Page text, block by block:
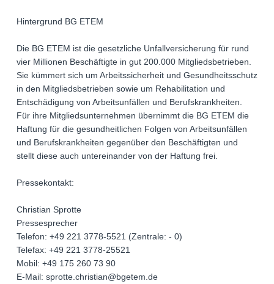
Hintergrund BG ETEM
Die BG ETEM ist die gesetzliche Unfallversicherung für rund
vier Millionen Beschäftigte in gut 200.000 Mitgliedsbetrieben.
Sie kümmert sich um Arbeitssicherheit und Gesundheitsschutz
in den Mitgliedsbetrieben sowie um Rehabilitation und
Entschädigung von Arbeitsunfällen und Berufskrankheiten.
Für ihre Mitgliedsunternehmen übernimmt die BG ETEM die
Haftung für die gesundheitlichen Folgen von Arbeitsunfällen
und Berufskrankheiten gegenüber den Beschäftigten und
stellt diese auch untereinander von der Haftung frei.
Pressekontakt:
Christian Sprotte
Pressesprecher
Telefon: +49 221 3778-5521 (Zentrale: - 0)
Telefax: +49 221 3778-25521
Mobil: +49 175 260 73 90
E-Mail: sprotte.christian@bgetem.de